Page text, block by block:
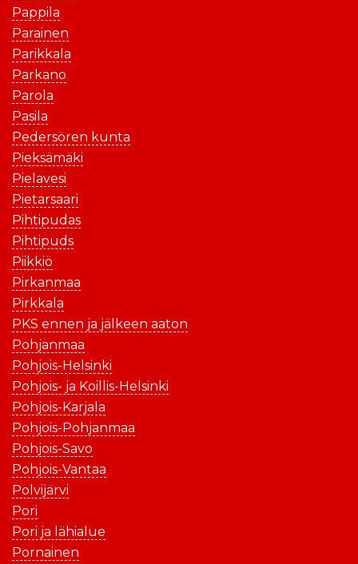
Pappila
Parainen
Parikkala
Parkano
Parola
Pasila
Pedersören kunta
Pieksämäki
Pielavesi
Pietarsaari
Pihtipudas
Pihtipuds
Piikkiö
Pirkanmaa
Pirkkala
PKS ennen ja jälkeen aaton
Pohjanmaa
Pohjois-Helsinki
Pohjois- ja Koillis-Helsinki
Pohjois-Karjala
Pohjois-Pohjanmaa
Pohjois-Savo
Pohjois-Vantaa
Polvijärvi
Pori
Pori ja lähialue
Pornainen